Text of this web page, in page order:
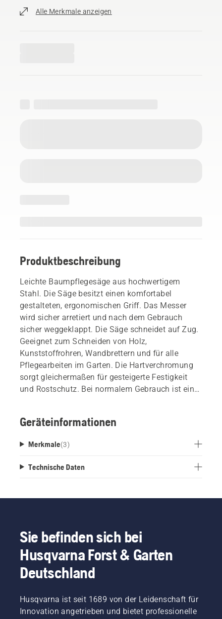
Alle Merkmale anzeigen
Produktbeschreibung
Leichte Baumpflegesäge aus hochwertigem
Stahl. Die Säge besitzt einen komfortabel
gestalteten, ergonomischen Griff. Das Messer
wird sicher arretiert und nach dem Gebrauch
sicher weggeklappt. Die Säge schneidet auf Zug.
Geeignet zum Schneiden von Holz,
Kunststoffrohren, Wandbrettern und für alle
Pflegearbeiten im Garten. Die Hartverchromung
sorgt gleichermaßen für gesteigerte Festigkeit
und Rostschutz. Bei normalem Gebrauch ist ein
Geräteinformationen
Merkmale(3)
Technische Daten
Sie befinden sich bei
Husqvarna Forst & Garten
Deutschland
Husqvarna ist seit 1689 von der Leidenschaft für
Innovation angetrieben und bietet professionelle